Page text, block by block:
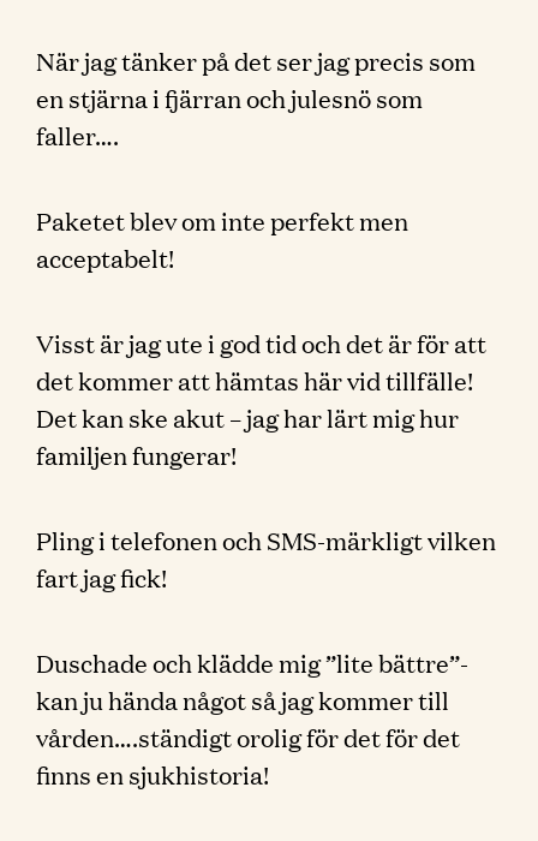
När jag tänker på det ser jag precis som
en stjärna i fjärran och julesnö som
faller….
Paketet blev om inte perfekt men
acceptabelt!
Visst är jag ute i god tid och det är för att
det kommer att hämtas här vid tillfälle!
Det kan ske akut – jag har lärt mig hur
familjen fungerar!
Pling i telefonen och SMS-märkligt vilken
fart jag fick!
Duschade och klädde mig ”lite bättre”-
kan ju hända något så jag kommer till
vården….ständigt orolig för det för det
finns en sjukhistoria!